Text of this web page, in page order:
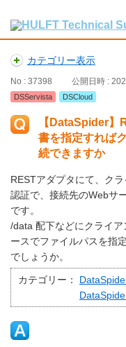
カテゴリー表示
No : 37398 公開日時 :
DSServista DSCloud
【DataSpider】
書を指定すれば
続できますか
RESTアダプタにて、ク
認証で、接続先のWebサ
です。
/data 配下などにクライ
ースでファイルパスを指
でしょうか。
カテゴリー：